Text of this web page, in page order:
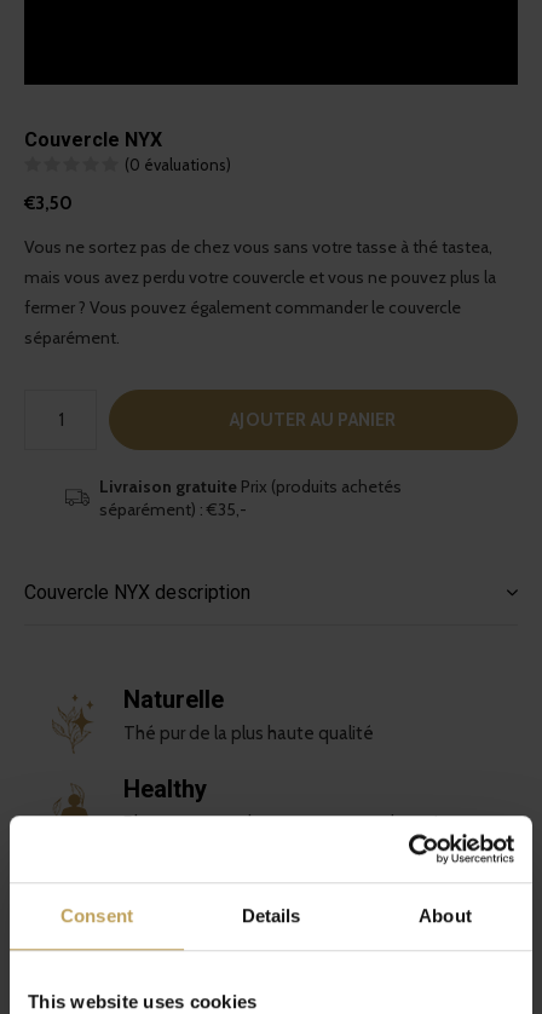
Consent Details About
This website uses cookies
Couvercle NYX
(0 évaluations)
€3,50
Vous ne sortez pas de chez vous sans votre tasse à thé tastea,
mais vous avez perdu votre couvercle et vous ne pouvez plus la
fermer ? Vous pouvez également commander le couvercle
séparément.
AJOUTER AU PANIER
Livraison gratuitePrix (produits achetés
séparément) : €35,-
Couvercle NYX description
Naturelle
Thé pur de la plus haute qualité
Healthy
Plus amusant, plus savoureux et plus sain
Durable
Amour pour toi et la planète
Mélanges de thés spéciaux